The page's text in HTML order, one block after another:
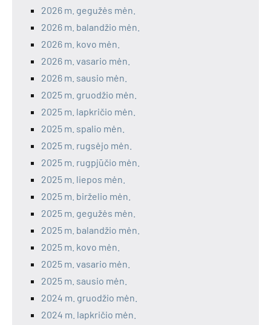
2026 m. gegužės mėn.
2026 m. balandžio mėn.
2026 m. kovo mėn.
2026 m. vasario mėn.
2026 m. sausio mėn.
2025 m. gruodžio mėn.
2025 m. lapkričio mėn.
2025 m. spalio mėn.
2025 m. rugsėjo mėn.
2025 m. rugpjūčio mėn.
2025 m. liepos mėn.
2025 m. birželio mėn.
2025 m. gegužės mėn.
2025 m. balandžio mėn.
2025 m. kovo mėn.
2025 m. vasario mėn.
2025 m. sausio mėn.
2024 m. gruodžio mėn.
2024 m. lapkričio mėn.